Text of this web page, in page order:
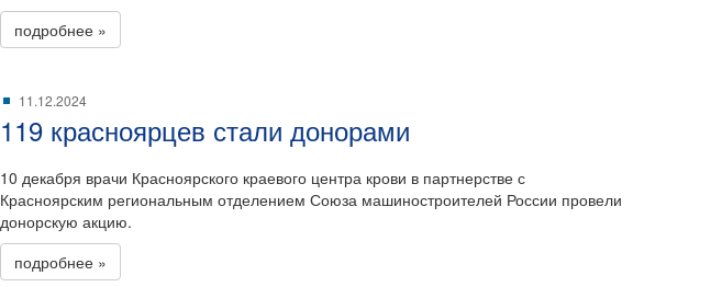
подробнее »
11.12.2024
119 красноярцев стали донорами
10 декабря врачи Красноярского краевого центра крови в партнерстве с
Красноярским региональным отделением Союза машиностроителей России провели
донорскую акцию.
подробнее »